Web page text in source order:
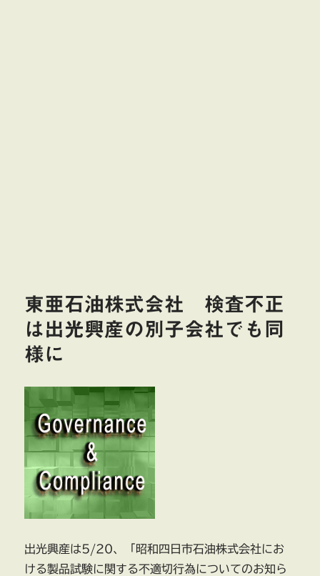
東亜石油株式会社 検査不正
は出光興産の別子会社でも同
様に
出光興産は5/20、「昭和四日市石油株式会社にお
ける製品試験に関する不適切行為についてのお知ら